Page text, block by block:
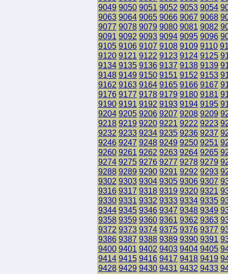
9049 9050 9051 9052 9053 9054
9063 9064 9065 9066 9067 9068
9077 9078 9079 9080 9081 9082
9091 9092 9093 9094 9095 9096
9105 9106 9107 9108 9109 9110
9120 9121 9122 9123 9124 9125
9134 9135 9136 9137 9138 9139
9148 9149 9150 9151 9152 9153
9162 9163 9164 9165 9166 9167
9176 9177 9178 9179 9180 9181
9190 9191 9192 9193 9194 9195
9204 9205 9206 9207 9208 9209
9218 9219 9220 9221 9222 9223
9232 9233 9234 9235 9236 9237
9246 9247 9248 9249 9250 9251
9260 9261 9262 9263 9264 9265
9274 9275 9276 9277 9278 9279
9288 9289 9290 9291 9292 9293
9302 9303 9304 9305 9306 9307
9316 9317 9318 9319 9320 9321
9330 9331 9332 9333 9334 9335
9344 9345 9346 9347 9348 9349
9358 9359 9360 9361 9362 9363
9372 9373 9374 9375 9376 9377
9386 9387 9388 9389 9390 9391
9400 9401 9402 9403 9404 9405
9414 9415 9416 9417 9418 9419
9428 9429 9430 9431 9432 9433